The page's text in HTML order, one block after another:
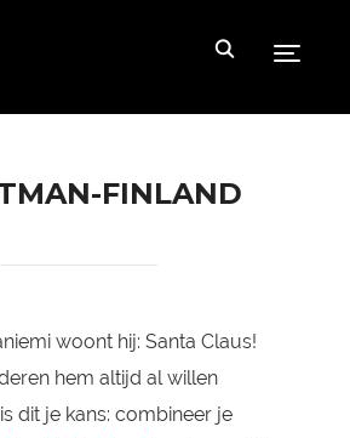
FINLAND
woont hij: Santa Claus!
hem altijd al willen
dit je kans: combineer je